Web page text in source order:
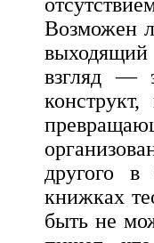
Возможен
взгляд —
другого
книжках
быть не